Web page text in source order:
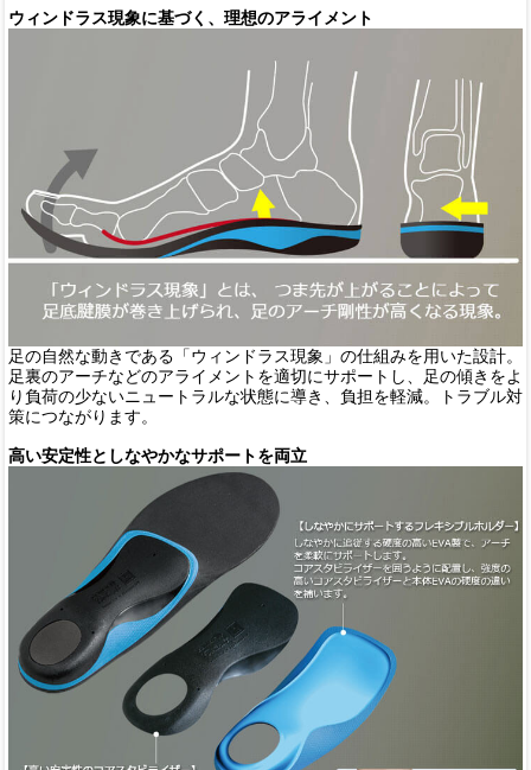
ウィンドラス現象に基づく、理想のアライメント
足の自然な動きである「ウィンドラス現象」の仕組みを用いた設計。
足裏のアーチなどのアライメントを適切にサポートし、足の傾きをよ
り負荷の少ないニュートラルな状態に導き、負担を軽減。トラブル対
策につながります。
高い安定性としなやかなサポートを両立